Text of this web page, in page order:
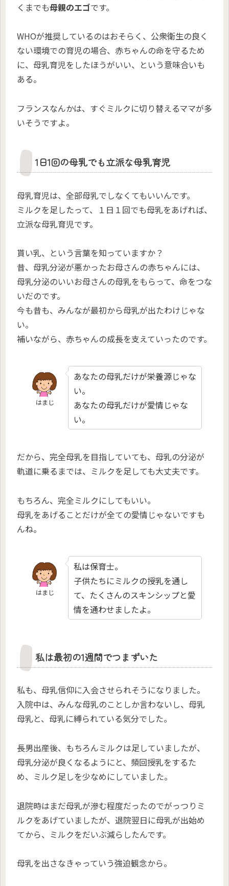
くまでも母親のエゴです。
WHOが推奨しているのはおそらく、公衆衛生の良く
ない環境での育児の場合、赤ちゃんの命を守るため
に、母乳育児をしたほうがいい、という意味合いも
ある。
フランスなんかは、すぐミルクに切り替えるママが多
いそうですよ。
1日1回の母乳でも立派な母乳育児
母乳育児は、全部母乳でしなくてもいいんです。
ミルクを足したって、１日１回でも母乳をあげれば、
立派な母乳育児です。
貰い乳、という言葉を知っていますか？
昔、母乳分泌が悪かったお母さんの赤ちゃんには、
母乳分泌のいいお母さんの母乳をもらって、命をつな
いだのです。
今も昔も、みんなが最初から母乳が出たわけじゃな
い。
補いながら、赤ちゃんの成長を支えていったのです。
はまじ
あなたの母乳だけが栄養源じゃな
い。
あなたの母乳だけが愛情じゃな
い。
だから、完全母乳を目指していても、母乳の分泌が
軌道に乗るまでは、ミルクを足しても大丈夫です。
もちろん、完全ミルクにしてもいい。
母乳をあげることだけが全ての愛情じゃないですも
んね。
はまじ
私は保育士。
子供たちにミルクの授乳を通し
て、たくさんのスキンシップと愛
情を通わせましたよ。
私は最初の1週間でつまずいた
私も、母乳信仰に入会させられそうになりました。
入院中は、みんな母乳のことしか言わないし、母乳
母乳と、母乳に縛られている気分でした。
長男出産後、もちろんミルクは足していましたが、
母乳分泌が良くなるようにと、頻回授乳をするた
め、ミルク足しを少なめにしていました。
退院時はまだ母乳が滲む程度だったのでがっつりミ
ルクをあげていましたが、退院翌日に母乳が出始め
てから、ミルクをだいぶ減らしたんです。
母乳を出さなきゃっていう強迫観念から。